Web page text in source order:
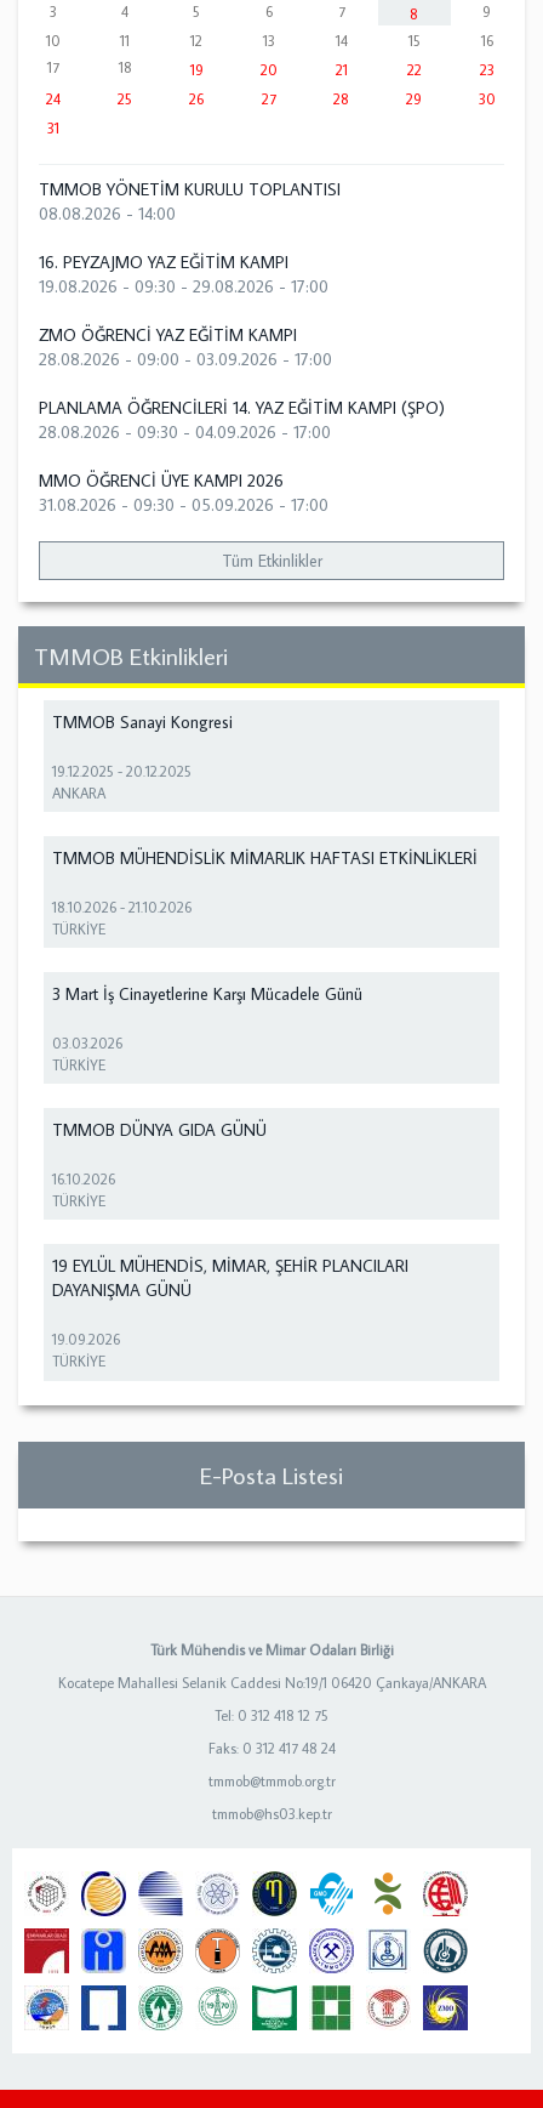
3
4 5 6 7 8
9
10
11 12 13 14 15
16
17
18 19 20 21 22
23
24
25 26 27 28 29
30
31
TMMOB YÖNETİM KURULU TOPLANTISI
08.08.2026 - 14:00
16. PEYZAJMO YAZ EĞİTİM KAMPI
19.08.2026 - 09:30 - 29.08.2026 - 17:00
ZMO ÖĞRENCİ YAZ EĞİTİM KAMPI
28.08.2026 - 09:00 - 03.09.2026 - 17:00
PLANLAMA ÖĞRENCİLERİ 14. YAZ EĞİTİM KAMPI (ŞPO)
28.08.2026 - 09:30 - 04.09.2026 - 17:00
MMO ÖĞRENCİ ÜYE KAMPI 2026
31.08.2026 - 09:30 - 05.09.2026 - 17:00
Tüm Etkinlikler
TMMOB Etkinlikleri
TMMOB Sanayi Kongresi
19.12.2025 -20.12.2025
ANKARA
TMMOB MÜHENDİSLİK MİMARLIK HAFTASI ETKİNLİKLERİ
18.10.2026 -21.10.2026
TÜRKİYE
3 Mart İş Cinayetlerine Karşı Mücadele Günü
03.03.2026
TÜRKİYE
TMMOB DÜNYA GIDA GÜNÜ
16.10.2026
TÜRKİYE
19 EYLÜL MÜHENDİS, MİMAR, ŞEHİR PLANCILARI
DAYANIŞMA GÜNÜ
19.09.2026
TÜRKİYE
E-Posta Listesi
Türk Mühendis ve Mimar Odaları Birliği
Kocatepe Mahallesi Selanik Caddesi No:19/1 06420 Çankaya/ANKARA
Tel: 0 312 418 12 75
Faks: 0 312 417 48 24
tmmob@tmmob.org.tr
tmmob@hs03.kep.tr